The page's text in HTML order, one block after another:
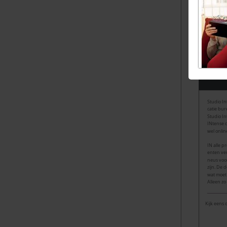
Kijk eens
Studio
catie
Studio
INtense
wel
IN alle
enten
neus
zijn. De
wat
Alleen